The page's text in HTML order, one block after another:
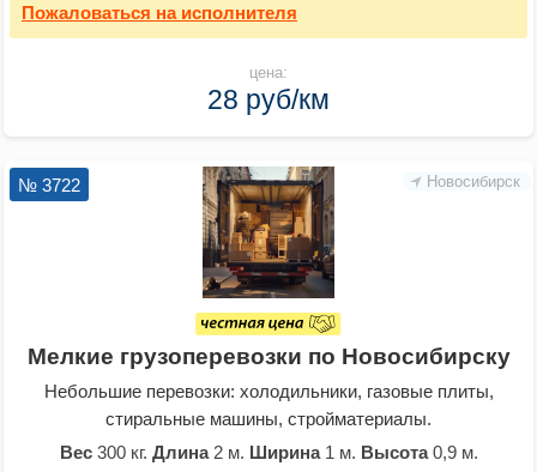
Пожаловаться на исполнителя
цена:
28 руб/км
Новосибирск
№ 3722
Мелкие грузоперевозки по Новосибирску
Небольшие перевозки: холодильники, газовые плиты,
стиральные машины, стройматериалы.
Вес300 кг. Длина2 м. Ширина1 м. Высота0,9 м.